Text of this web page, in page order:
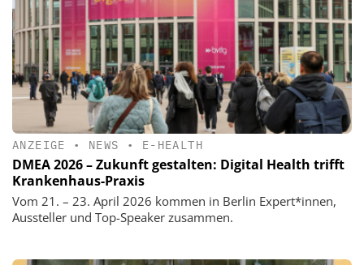
ANZEIGE • NEWS • E-HEALTH
DMEA 2026 – Zukunft gestalten: Digital Health trifft
Krankenhaus-Praxis
Vom 21. – 23. April 2026 kommen in Berlin Expert*innen,
Aussteller und Top-Speaker zusammen.